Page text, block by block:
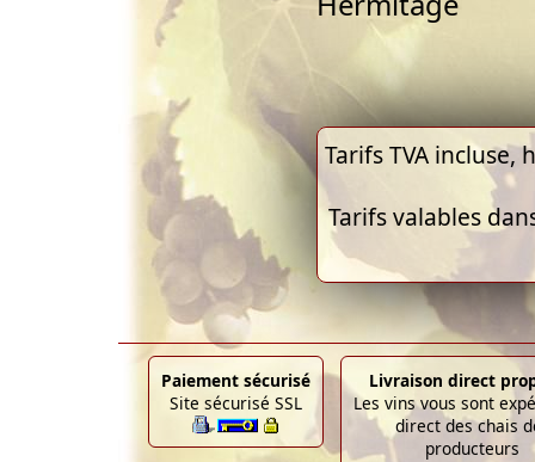
Tarifs TVA
Tarifs valables
Paiement sécurisé
Site sécurisé SSL
Livraison direct
Les vins vous sont
direct des chais
producteurs